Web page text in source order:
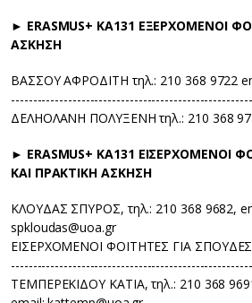
► ERASMUS+ KA131 ΕΞΕΡΧΟΜΕΝΟΙ
ΑΣΚΗΣΗ
ΒΑΣΣΟΥ ΑΦΡΟΔΙΤΗ τηλ.: 210 368 9722
ΔΕΛΗΟΛΑΝΗ ΠΟΛΥΞΕΝΗ τηλ.: 210 368
► ERASMUS+ KA131 ΕΙΣΕΡΧΟΜΕΝΟΙ
ΚΑΙ ΠΡΑΚΤΙΚΗ ΑΣΚΗΣΗ
ΚΛΟΥΔΑΣ ΣΠΥΡΟΣ, τηλ.: 210 368 9682,
spkloudas@uoa.gr
ΕΙΣΕΡΧΟΜΕΝΟΙ ΦΟΙΤΗΤΕΣ ΓΙΑ ΣΠΟΥΔΕΣ
ΤΕΜΠΕΡΕΚΙΔΟΥ ΚΑΤΙΑ, τηλ.: 210 368